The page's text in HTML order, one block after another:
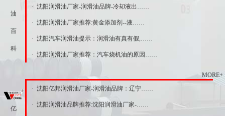
油
百
科
· 沈阳润滑油厂家-润滑油品牌-冷却液出……
· 沈阳润滑油厂家推荐:黄金添加剂--液……
· 沈阳汽车润滑油提示：润滑油有真有假,……
· 沈阳润滑油厂家推荐：汽车烧机油的原因……
MORE+
亿
· 沈阳亿邦润滑油厂家-润滑油品牌：辽宁……
· 沈阳润滑油品牌推荐:沈阳润滑油厂家-……